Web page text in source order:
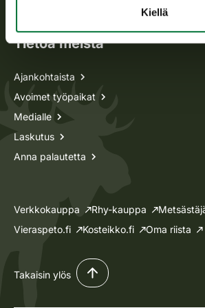
Kiellä
Tietoa meistä
Ajankohtaista
Avoimet työpaikat
Medialle
Laskutus
Anna palautetta
Verkkokauppa Rhy-kauppa
Vieraspeto.fi
Kosteikko.fi Oma riista
Takaisin ylös